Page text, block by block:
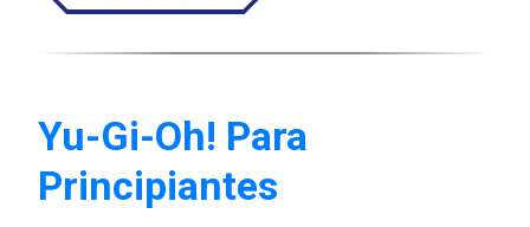
Yu-Gi-Oh! Para
Principiantes